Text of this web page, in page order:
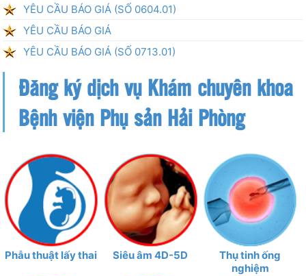
YÊU CẦU BÁO GIÁ (SỐ 0604.01)
YÊU CẦU BÁO GIÁ
YÊU CẦU BÁO GIÁ (SỐ 0713.01)
Đăng ký dịch vụ Khám chuyên khoa
Bệnh viện Phụ sản Hải Phòng
Phẫu thuật lấy thai Siêu âm 4D-5D
Thụ tinh ống
nghiệm